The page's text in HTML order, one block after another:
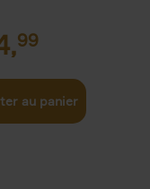
99
au panier